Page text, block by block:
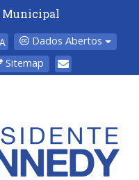
Municipal
Dados Abertos
Sitemap